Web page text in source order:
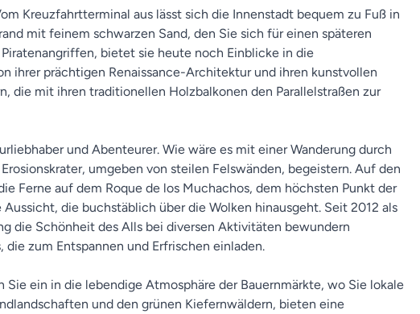
Kreuzfahrtterminal aus lässt sich die Innenstadt bequem zu Fuß in
mit feinem schwarzen Sand, den Sie sich für einen späteren
bietet sie heute noch Einblicke in die
ihrer prächtigen Renaissance-Architektur und ihren kunstvollen
die mit ihren traditionellen Holzbalkonen den Parallelstraßen zur
und Abenteurer. Wie wäre es mit einer Wanderung durch
umgeben von steilen Felswänden, begeistern. Auf den
Ferne auf dem Roque de los Muchachos, dem höchsten Punkt der
die buchstäblich über die Wolken hinausgeht. Seit 2012 als
die Schönheit des Alls bei diversen Aktivitäten bewundern
zum Entspannen und Erfrischen einladen.
ein in die lebendige Atmosphäre der Bauernmärkte, wo Sie lokale
und den grünen Kiefernwäldern, bieten eine